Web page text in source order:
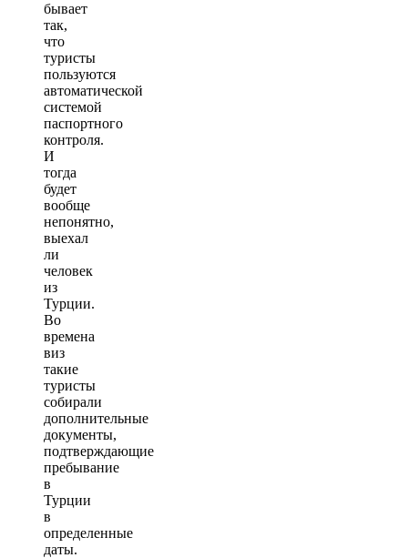
бывает
так,
что
туристы
пользуются
автоматической
системой
паспортного
контроля.
И
тогда
будет
вообще
непонятно,
выехал
ли
человек
из
Турции.
Во
времена
виз
такие
туристы
собирали
дополнительные
документы,
подтверждающие
пребывание
в
Турции
в
определенные
даты.